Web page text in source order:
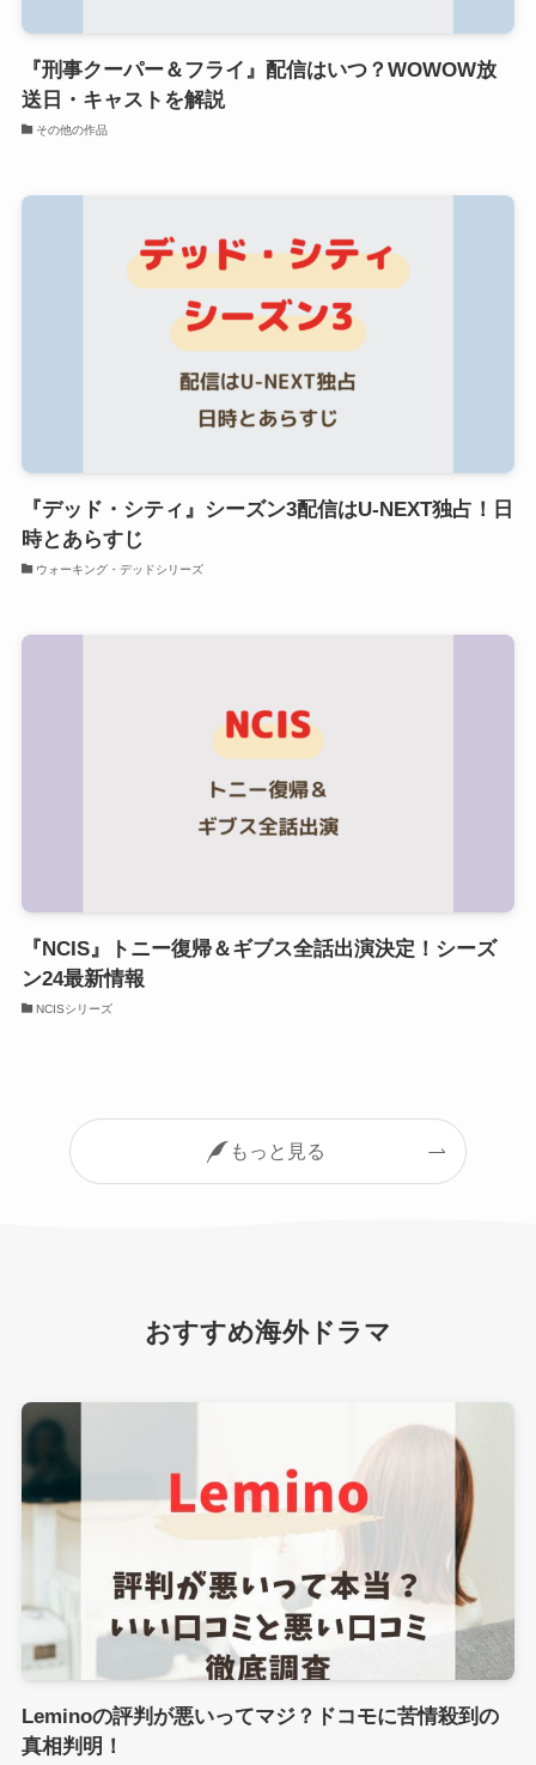
『刑事クーパー＆フライ』配信はいつ？WOWOW放
送日・キャストを解説
その他の作品
『デッド・シティ』シーズン3配信はU-NEXT独占！日
時とあらすじ
ウォーキング・デッドシリーズ
『NCIS』トニー復帰＆ギブス全話出演決定！シーズ
ン24最新情報
NCISシリーズ
もっと見る
おすすめ海外ドラマ
Leminoの評判が悪いってマジ？ドコモに苦情殺到の
真相判明！